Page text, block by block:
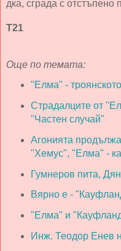
дка, сграда с отстъпено
Т21
Още по темата:
"Елма" -
Страдалците от
"Частен случай"
Агонията
"Хемус", "Елма" -
Гумнеров пита,
Вярно е -
"Елма" и
Инж. Теодор Енев